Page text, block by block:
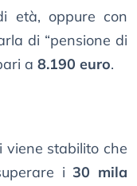
età, oppure con
di “pensione di
a 8.190 euro.
stabilito che
i30 mila